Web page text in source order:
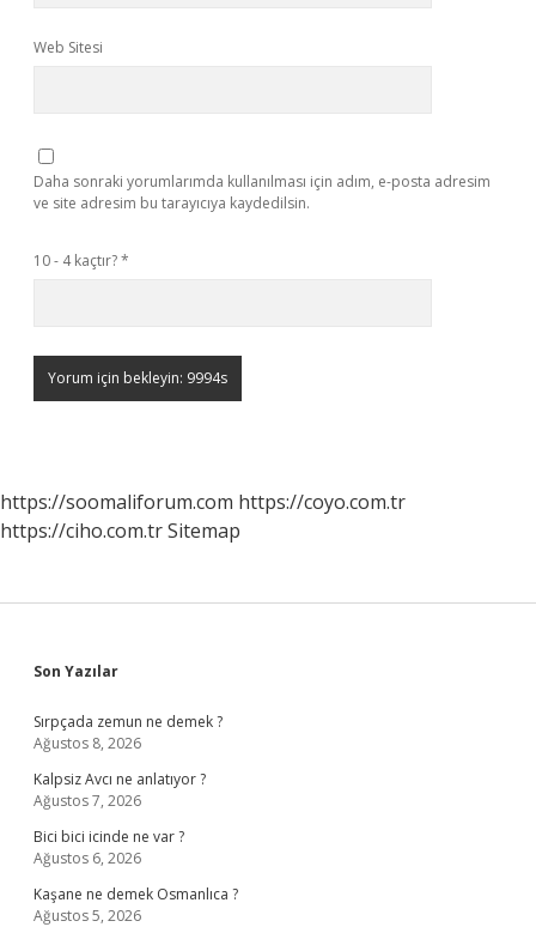
Web Sitesi
Daha sonraki yorumlarımda kullanılması için adım, e-posta adresim
ve site adresim bu tarayıcıya kaydedilsin.
10 - 4 kaçtır?*
https://soomaliforum.com https://coyo.com.tr
https://ciho.com.trSitemap
Sidebar
Son Yazılar
Sırpçada zemun ne demek ?
Ağustos 8, 2026
Kalpsiz Avcı ne anlatıyor ?
Ağustos 7, 2026
Bici bici icinde ne var ?
Ağustos 6, 2026
Kaşane ne demek Osmanlıca ?
Ağustos 5, 2026